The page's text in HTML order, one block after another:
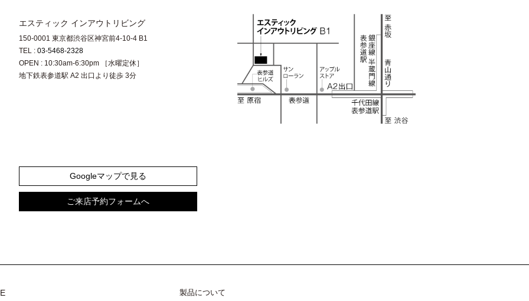
エスティック インアウトリビング
150-0001 東京都渋谷区神宮前4-10-4 B1
TEL : 03-5468-2328
OPEN : 10:30am-6:30pm ［水曜定休］
地下鉄表参道駅 A2 出口より徒歩 3分
Googleマップで見る
ご来店予約フォームへ
製品について